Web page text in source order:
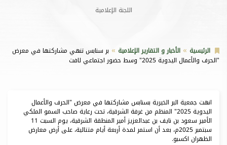
اللجنة الإعلامية
الرئيسية الأخبار و التقارير الإعلامية
بر سنابس تنهي مشاركتها في معرض
"الحرف والأعمال اليدوية 2025" وسط حضور اجتماعي لافت
انهت جمعية البر الخيرية بسنابس مشاركتها في معرض "الحرف والأعمال
اليدوية 2025" المنظم من غرفة الشرقية، تحت رعاية صاحب السمو الملكي
الأمير سعود بن نايف بن عبدالعزيز أمير المنطقة الشرقية، يوم السبت 11
سبتمبر 2025م، بعد أن استمر لمدة أربعة أيام متتالية، على أرض معارض
الظهران اكسبو.